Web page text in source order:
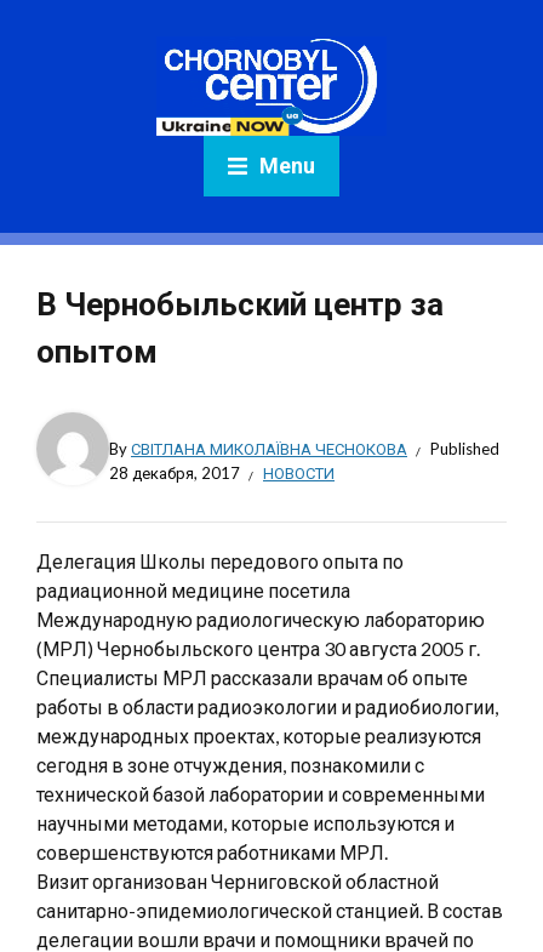
Menu
В Чернобыльский центр за
опытом
ByСВІТЛАНА МИКОЛАЇВНА ЧЕСНОКОВА
Published
28 декабря, 2017
НОВОСТИ
Делегация Школы передового опыта по
радиационной медицине посетила
Международную радиологическую лабораторию
(МРЛ) Чернобыльского центра 30 августа 2005 г.
Специалисты МРЛ рассказали врачам об опыте
работы в области радиоэкологии и радиобиологии,
международных проектах, которые реализуются
сегодня в зоне отчуждения, познакомили с
технической базой лаборатории и современными
научными методами, которые используются и
совершенствуются работниками МРЛ.
Визит организован Черниговской областной
санитарно-эпидемиологической станцией. В состав
делегации вошли врачи и помощники врачей по